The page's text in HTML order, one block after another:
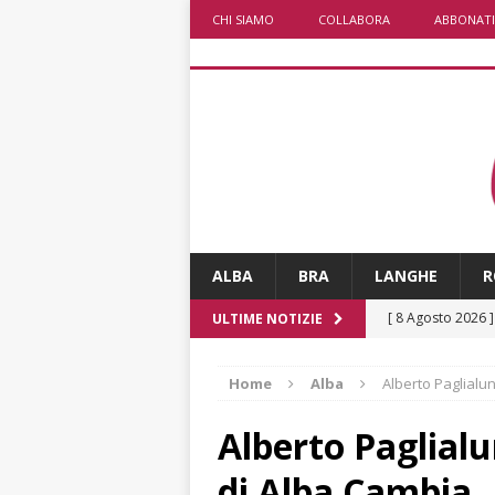
CHI SIAMO COLLABORA ABBONATI
ALBA BRA LANGHE
ULTIME NOTIZIE [ 8 Agosto 2026 ]
[ 8 Agosto 2026 ]
degrado
[ 8 Agosto 2026 ]
Home Alba Alberto
Alberto